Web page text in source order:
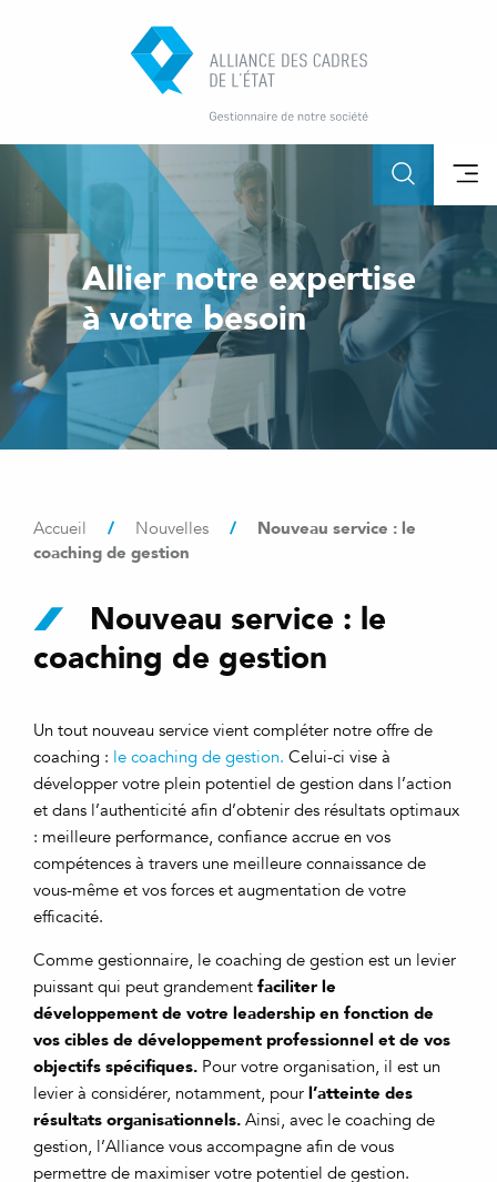
Allier notre expertise
à votre besoin
Accueil / Nouvelles /
Nouveau service : le
coaching de gestion
Nouveau service : le
coaching de gestion
Un tout nouveau service vient compléter notre offre de
coaching : le coaching de gestion. Celui-ci vise à
développer votre plein potentiel de gestion dans l’action
et dans l’authenticité afin d’obtenir des résultats optimaux
: meilleure performance, confiance accrue en vos
compétences à travers une meilleure connaissance de
vous-même et vos forces et augmentation de votre
efficacité.
Comme gestionnaire, le coaching de gestion est un levier
puissant qui peut grandement faciliter le
développement de votre leadership en fonction de
vos cibles de développement professionnel et de vos
objectifs spécifiques. Pour votre organisation, il est un
levier à considérer, notamment, pour l’atteinte des
résultats organisationnels. Ainsi, avec le coaching de
gestion, l’Alliance vous accompagne afin de vous
permettre de maximiser votre potentiel de gestion.